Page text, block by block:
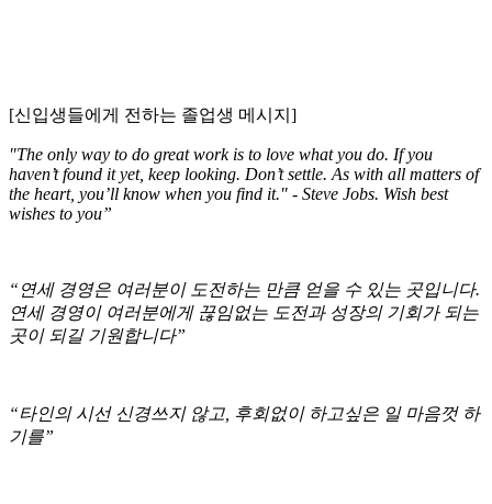
[신입생들에게 전하는 졸업생 메시지]
"The only way to do great work is to love what you do. If you
haven’t found it yet, keep looking. Don’t settle. As with all matters of
the heart, you’ll know when you find it." - Steve Jobs. Wish best
wishes to you”
“ 연세 경영은 여러분이 도전하는 만큼 얻을 수 있는 곳입니다.
연세 경영이 여러분에게 끊임없는 도전과 성장의 기회가 되는
곳이 되길 기원합니다”
“타인의 시선 신경쓰지 않고, 후회없이 하고싶은 일 마음껏 하
기를”